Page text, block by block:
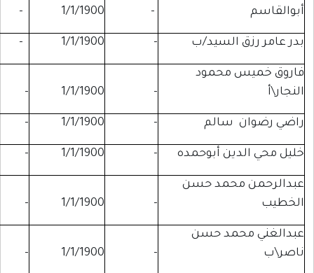
1/1/1900
-
ب -
1/1/1900
-
1/1/1900
-
-
1/1/1900
-
أبوحمده -
1/1/1900
-
حسن
1/1/1900
-
حسن
1/1/1900
-